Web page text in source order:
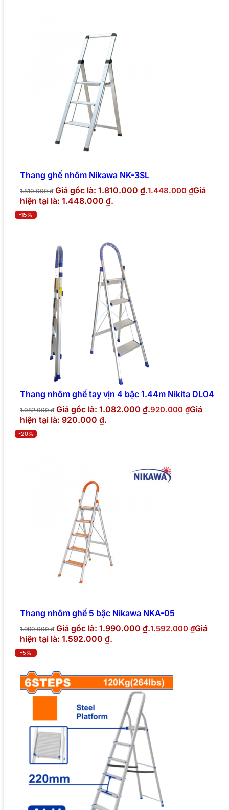
Thang ghế nhôm Nikawa NK-3SL
1.810.000₫ Giá gốc là: 1.810.000 ₫.1.448.000 ₫Giá
hiện tại là: 1.448.000 ₫.
-15%
Thang nhôm ghế tay vịn 4 bậc 1.44m Nikita DL04
1.082.000₫ Giá gốc là: 1.082.000 ₫.920.000 ₫Giá
hiện tại là: 920.000 ₫.
-20%
Thang nhôm ghế 5 bậc Nikawa NKA-05
1.990.000₫ Giá gốc là: 1.990.000 ₫.1.592.000 ₫Giá
hiện tại là: 1.592.000 ₫.
-5%